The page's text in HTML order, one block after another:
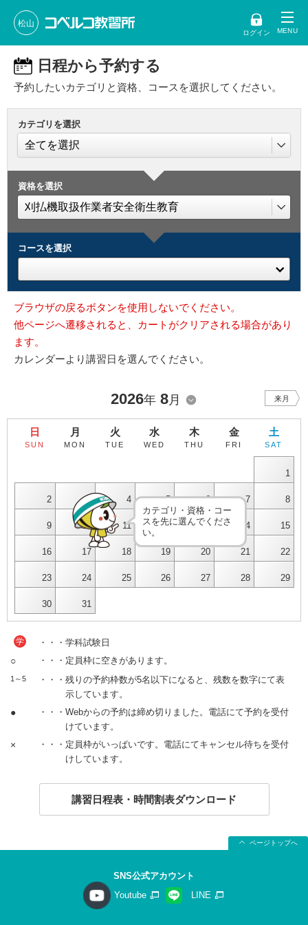
松山
ログイン
日程から予約する
予約したいカテゴリと資格、コースを選択してください。
カテゴリを選択
資格を選択
コースを選択
ブラウザの戻るボタンを使用しないでください。
他ページへ遷移されると、カートがクリアされる場合があり
ます。
カレンダーより講習日を選んでください。
2026年 8月 来月
日
SUN
月
MON
火
TUE
水
WED
木
THU
金
FRI
土
SAT
1
2 3 4 5 6 7 8
9 10 11 12 13 14 15
16 17 18 19 20 21 22
23 24 25 26 27 28 29
30 31
カテゴリ・資格・コー
スを先に選んでくださ
い。
学 ・・・学科試験日
○ ・・・定員枠に空きがあります。
1～5
・・・残りの予約枠数が5名以下になると、残数を数字にて表
示しています。
●
・・・Webからの予約は締め切りました。電話にて予約を受付
けています。
×
・・・定員枠がいっぱいです。電話にてキャンセル待ちを受付
けしています。
講習日程表・時間割表ダウンロード
ページトップへ
SNS公式アカウント
Youtube
LINE